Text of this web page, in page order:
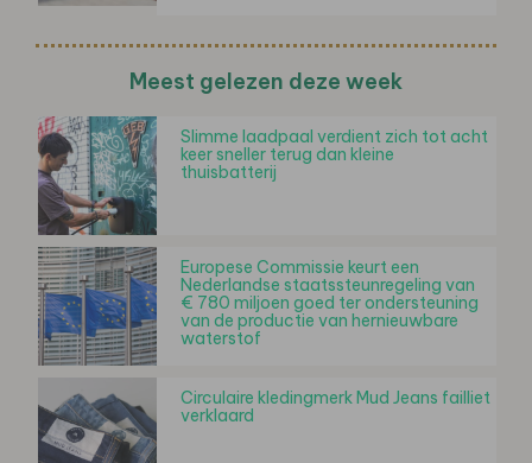
Meest gelezen deze week
Slimme laadpaal verdient zich tot acht
keer sneller terug dan kleine
thuisbatterij
Europese Commissie keurt een
Nederlandse staatssteunregeling van
€ 780 miljoen goed ter ondersteuning
van de productie van hernieuwbare
waterstof
Circulaire kledingmerk Mud Jeans failliet
verklaard